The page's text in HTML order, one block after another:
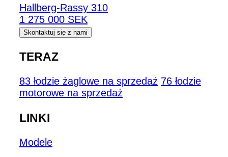
Hallberg-Rassy 310
1 275 000 SEK
Skontaktuj się z nami
TERAZ
83 łodzie żaglowe na sprzedaż 76 łodzie
motorowe na sprzedaż
LINKI
Modele